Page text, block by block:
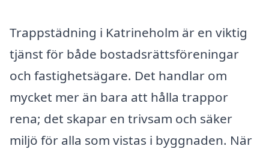
Trappstädning i Katrineholm är en viktig
tjänst för både bostadsrättsföreningar
och fastighetsägare. Det handlar om
mycket mer än bara att hålla trappor
rena; det skapar en trivsam och säker
miljö för alla som vistas i byggnaden. När